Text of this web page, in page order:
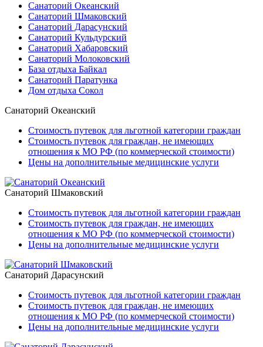
Санаторий Океанский
Санаторий Шмаковский
Санаторий Дарасунский
Санаторий Кульдурский
Санаторий Хабаровский
Санаторий Молоковский
База отдыха Байкал
Санаторий Паратунка
Дом отдыха Сокол
Санаторий Океанский
Стоимость путевок для льготной категории граждан
Стоимость путевок для граждан, не имеющих
отношения к МО РФ (по коммерческой стоимости)
Цены на дополнительные медицинские услуги
Санаторий Шмаковский
Стоимость путевок для льготной категории граждан
Стоимость путевок для граждан, не имеющих
отношения к МО РФ (по коммерческой стоимости)
Цены на дополнительные медицинские услуги
Санаторий Дарасунский
Стоимость путевок для льготной категории граждан
Стоимость путевок для граждан, не имеющих
отношения к МО РФ (по коммерческой стоимости)
Цены на дополнительные медицинские услуги